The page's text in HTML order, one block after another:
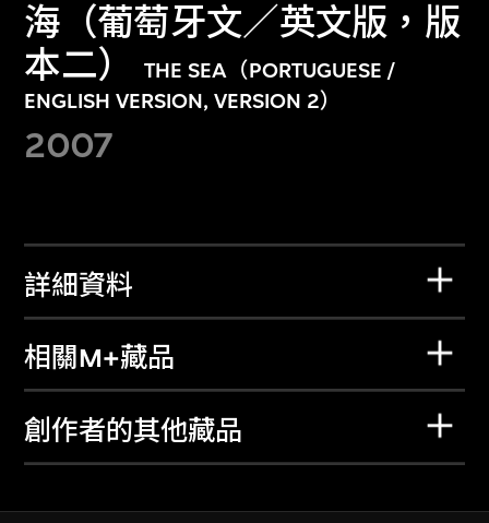
海（葡萄牙文／英文版，版
本二）
THE SEA（PORTUGUESE /
ENGLISH VERSION, VERSION 2）
2007
詳細資料
相關M+藏品
創作者的其他藏品